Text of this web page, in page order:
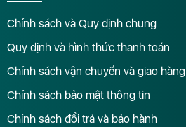
Chính sách và Quy định chung
Quy định và hình thức thanh toán
Chính sách vận chuyển và giao hàng
Chính sách bảo mật thông tin
Chính sách đổi trả và bảo hành